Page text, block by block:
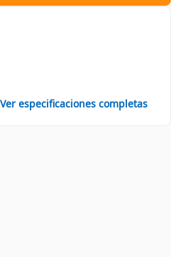
Ver especificaciones completas